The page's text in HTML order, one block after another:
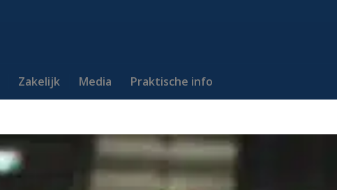
Zakelijk Media Praktische info